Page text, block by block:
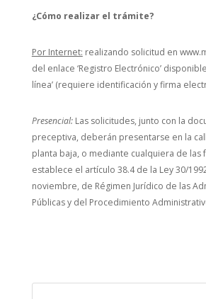
¿Cómo realizar el trámite?
Por Internet: realizando solicitud en
del enlace ‘Registro Electrónico’
línea’ (requiere identificación y firma
Presencial:Las solicitudes, junto con la
preceptiva, deberán presentarse en la
planta baja, o mediante cualquiera de las
establece el artículo 38.4 de la Ley 30/
noviembre, de Régimen Jurídico de las
Públicas y del Procedimiento